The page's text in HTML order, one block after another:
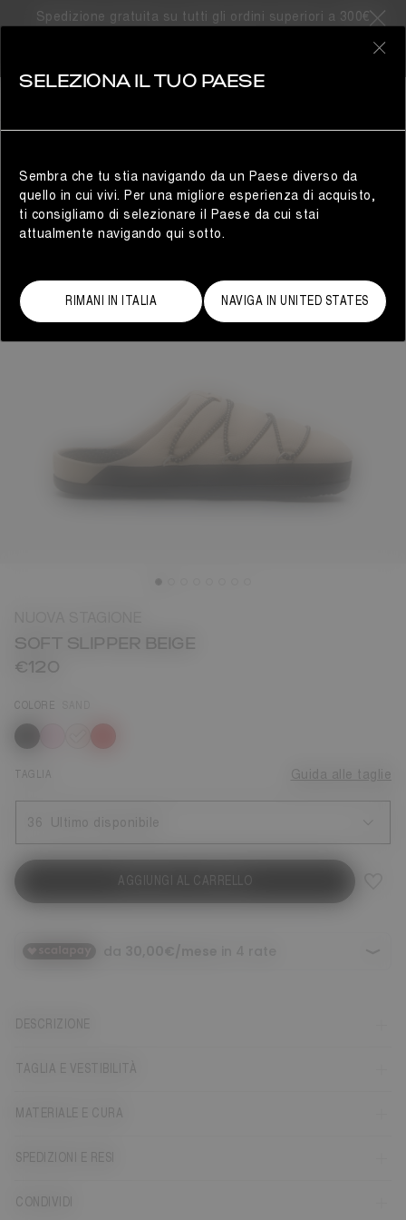
Spedizione gratuita su tutti gli ordini superiori a 300€
SOFT SLIPPER BEIGE
€120
COLORE
selezionato
TAGLIA Guida alle taglie
36 Ultimo disponibile
AGGIUNGI AL CARRELLO
DESCRIZIONE
TAGLIA E VESTIBILITÀ
MATERIALE E CURA
SPEDIZIONI E RESI
CONDIVIDI
SELEZIONA IL TUO PAESE
Sembra che tu stia navigando da un Paese diverso da
quello in cui vivi. Per una migliore esperienza di acquisto,
ti consigliamo di selezionare il Paese da cui stai
attualmente navigando qui sotto.
RIMANI IN ITALIA NAVIGA IN UNITED STATES